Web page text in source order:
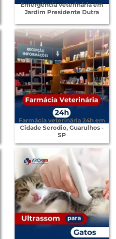
Emergência veterinária em
Jardim Presidente Dutra
Farmácia veterinária 24h em
Cidade Serodio, Guarulhos -
SP